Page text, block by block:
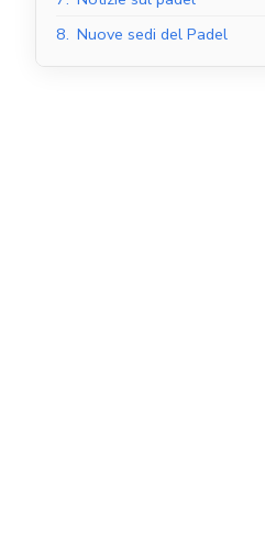
8. Nuove sedi del Padel